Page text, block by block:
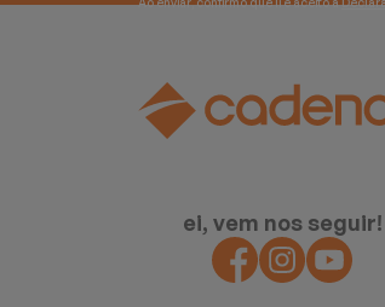
ei, vem nos seguir!